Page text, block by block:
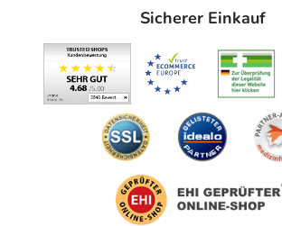
Sicherer Einkauf